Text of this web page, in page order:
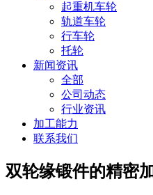
起重机车轮
轨道车轮
行车轮
托轮
新闻资讯
全部
公司动态
行业资讯
加工能力
联系我们
双轮缘锻件的精密